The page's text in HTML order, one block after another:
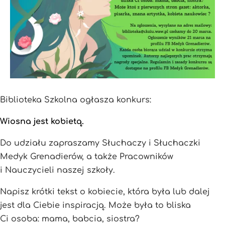
Biblioteka Szkolna ogłasza konkurs:
Wiosna jest kobietą.
Do udziału zapraszamy Słuchaczy i Słuchaczki
Medyk Grenadierów, a także Pracowników
i Nauczycieli naszej szkoły.
Napisz krótki tekst o kobiecie, która była lub dalej
jest dla Ciebie inspiracją. Może była to bliska
Ci osoba: mama, babcia, siostra?